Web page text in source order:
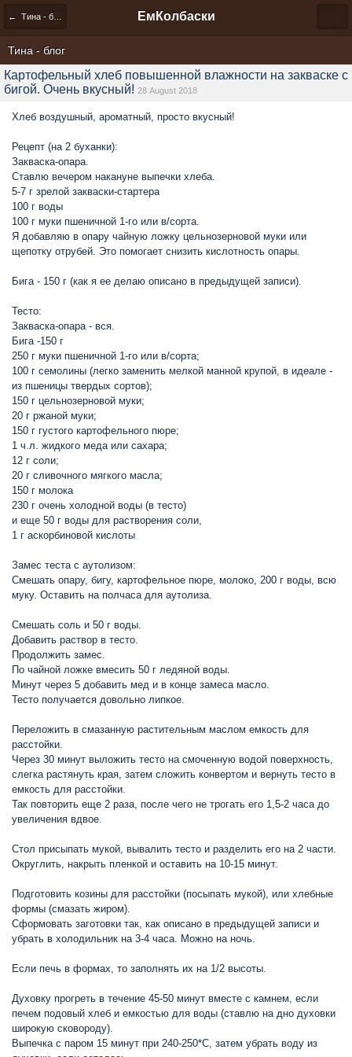
← Тина - блог ЕмКолбаски
Тина - блог
Картофельный хлеб повышенной влажности на закваске с
бигой. Очень вкусный! 28 August 2018
Хлеб воздушный, ароматный, просто вкусный!
Рецепт (на 2 буханки):
Закваска-опара.
Ставлю вечером накануне выпечки хлеба.
5-7 г зрелой закваски-стартера
100 г воды
100 г муки пшеничной 1-го или в/сорта.
Я добавляю в опару чайную ложку цельнозерновой муки или
щепотку отрубей. Это помогает снизить кислотность опары.
Бига - 150 г (как я ее делаю описано в предыдущей записи).
Тесто:
Закваска-опара - вся.
Бига -150 г
250 г муки пшеничной 1-го или в/сорта;
100 г семолины (легко заменить мелкой манной крупой, в идеале -
из пшеницы твердых сортов);
150 г цельнозерновой муки;
20 г ржаной муки;
150 г густого картофельного пюре;
1 ч.л. жидкого меда или сахара;
12 г соли;
20 г сливочного мягкого масла;
150 г молока
230 г очень холодной воды (в тесто)
и еще 50 г воды для растворения соли,
1 г аскорбиновой кислоты
Замес теста с аутолизом:
Смешать опару, бигу, картофельное пюре, молоко, 200 г воды, всю
муку. Оставить на полчаса для аутолиза.
Смешать соль и 50 г воды.
Добавить раствор в тесто.
Продолжить замес.
По чайной ложке вмесить 50 г ледяной воды.
Минут через 5 добавить мед и в конце замеса масло.
Тесто получается довольно липкое.
Переложить в смазанную растительным маслом емкость для
расстойки.
Через 30 минут выложить тесто на смоченную водой поверхность,
слегка растянуть края, затем сложить конвертом и вернуть тесто в
емкость для расстойки.
Так повторить еще 2 раза, после чего не трогать его 1,5-2 часа до
увеличения вдвое.
Стол присыпать мукой, вывалить тесто и разделить его на 2 части.
Округлить, накрыть пленкой и оставить на 10-15 минут.
Подготовить козины для расстойки (посыпать мукой), или хлебные
формы (смазать жиром).
Сформовать заготовки так, как описано в предыдущей записи и
убрать в холодильник на 3-4 часа. Можно на ночь.
Если печь в формах, то заполнять их на 1/2 высоты.
Духовку прогреть в течение 45-50 минут вместе с камнем, если
печем подовый хлеб и емкостью для воды (ставлю на дно духовки
широкую сковороду).
Выпечка с паром 15 минут при 240-250*С, затем убрать воду из